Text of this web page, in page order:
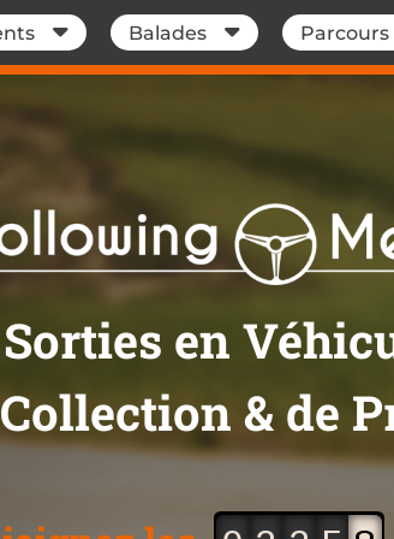
Balades Parcours
Sorties en
Collection & de